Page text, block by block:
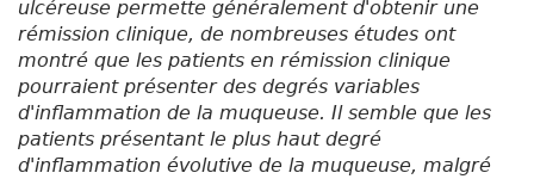
ulcéreuse permette généralement d'obtenir une
rémission clinique, de nombreuses études ont
montré que les patients en rémission clinique
pourraient présenter des degrés variables
d'inflammation de la muqueuse. Il semble que les
patients présentant le plus haut degré
d'inflammation évolutive de la muqueuse, malgré